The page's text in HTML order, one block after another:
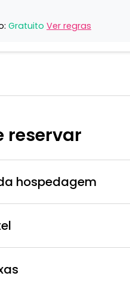
Gratuito Ver regras
reservar
hospedagem